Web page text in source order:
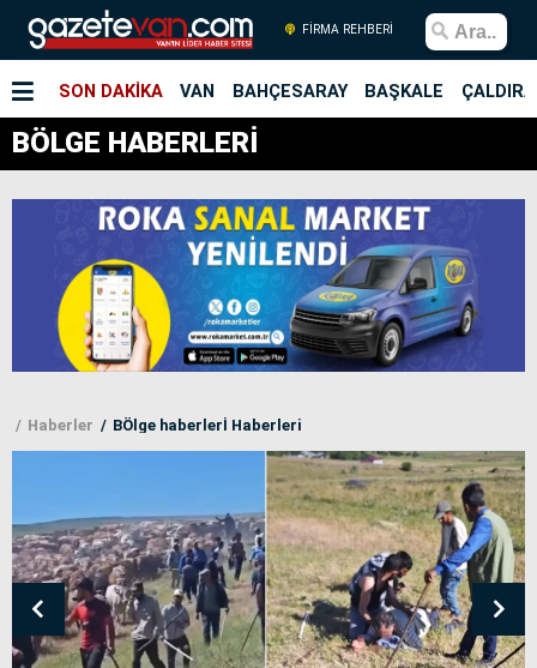
FİRMA REHBERİ
SON DAKİKA VAN BAHÇESARAY BAŞKALE
BÖLGE HABERLERİ
Haberler BÖlge haberlerİ Haberleri